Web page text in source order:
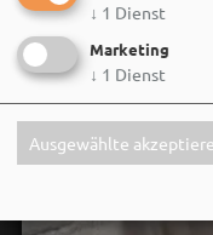
↓ 1 Dienst
Marketing
↓ 1 Dienst
Ausgewählte